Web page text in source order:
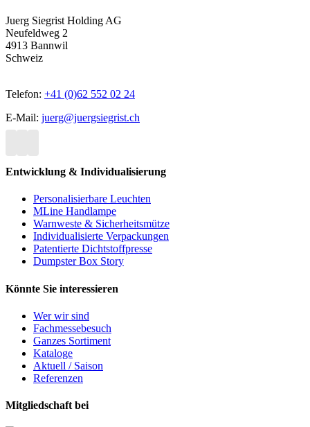
Juerg Siegrist Holding AG
Neufeldweg 2
4913 Bannwil
Schweiz
Telefon: +41 (0)62 552 02 24
E-Mail: juerg@juergsiegrist.ch
Entwicklung & Individualisierung
Personalisierbare Leuchten
MLine Handlampe
Warnweste & Sicherheitsmütze
Individualisierte Verpackungen
Patentierte Dichtstoffpresse
Dumpster Box Story
Könnte Sie interessieren
Wer wir sind
Fachmessebesuch
Ganzes Sortiment
Kataloge
Aktuell / Saison
Referenzen
Mitgliedschaft bei